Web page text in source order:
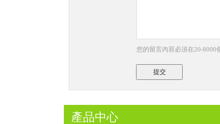
您的留言內容必須在20-8000
提交
產品中心